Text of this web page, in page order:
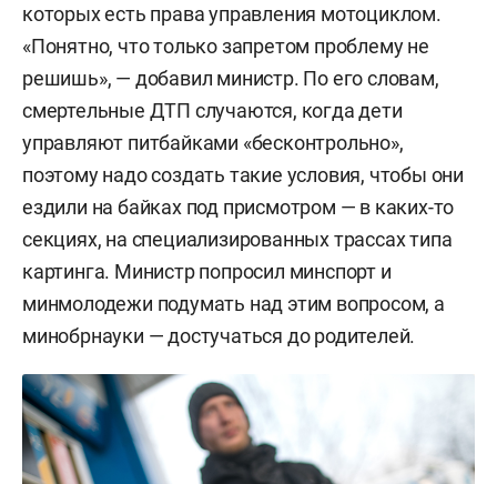
которых есть права управления мотоциклом.
«Понятно, что только запретом проблему не
решишь», — добавил министр. По его словам,
смертельные ДТП случаются, когда дети
управляют питбайками «бесконтрольно»,
поэтому надо создать такие условия, чтобы они
ездили на байках под присмотром — в каких-то
секциях, на специализированных трассах типа
картинга. Министр попросил минспорт и
минмолодежи подумать над этим вопросом, а
минобрнауки — достучаться до родителей.